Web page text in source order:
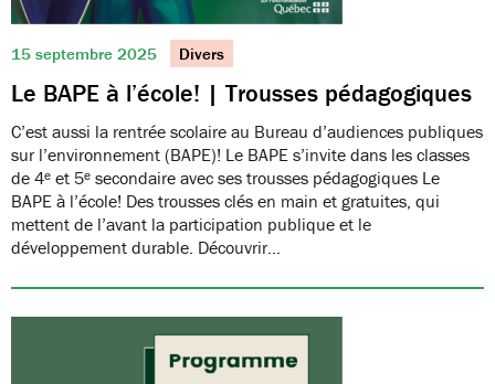
15 septembre 2025 Divers
Le BAPE à l’école! | Trousses pédagogiques
C’est aussi la rentrée scolaire au Bureau d’audiences publiques
sur l’environnement (BAPE)! Le BAPE s’invite dans les classes
de 4ᵉ et 5ᵉ secondaire avec ses trousses pédagogiques Le
BAPE à l’école! Des trousses clés en main et gratuites, qui
mettent de l’avant la participation publique et le
développement durable. Découvrir…